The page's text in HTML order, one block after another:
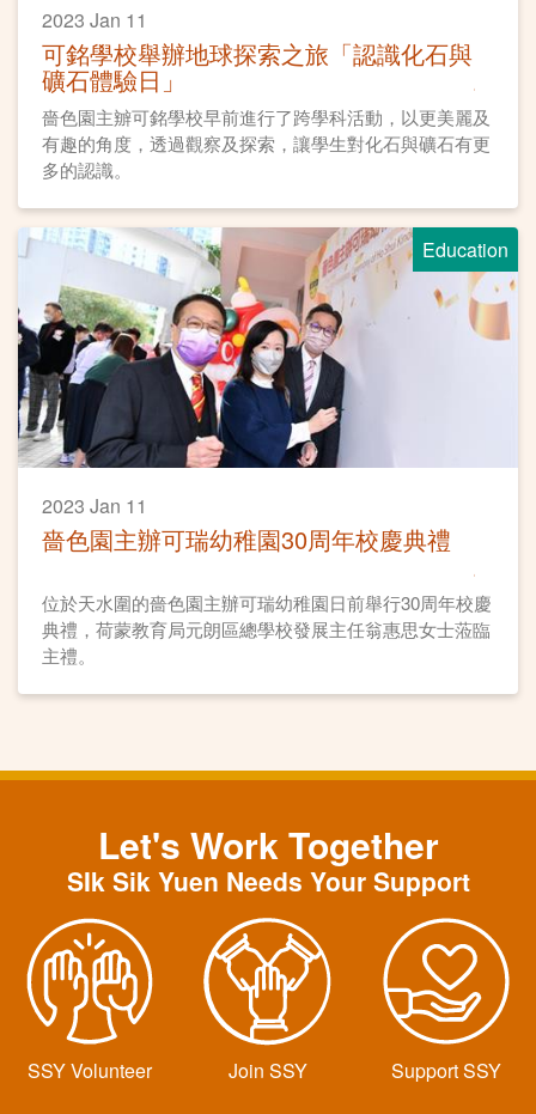
2023 Jan 11
可銘學校舉辦地球探索之旅「認識化石與
礦石體驗日」
嗇色園主辧可銘學校早前進行了跨學科活動，以更美麗及
有趣的角度，透過觀察及探索，讓學生對化石與礦石有更
多的認識。
Education
2023 Jan 11
嗇色園主辦可瑞幼稚園30周年校慶典禮
位於天水圍的嗇色園主辦可瑞幼稚園日前舉行30周年校慶
典禮，荷蒙教育局元朗區總學校發展主任翁惠思女士蒞臨
主禮。
Let's Work Together
SIk Sik Yuen Needs Your Support
SSY Volunteer Join SSY Support SSY